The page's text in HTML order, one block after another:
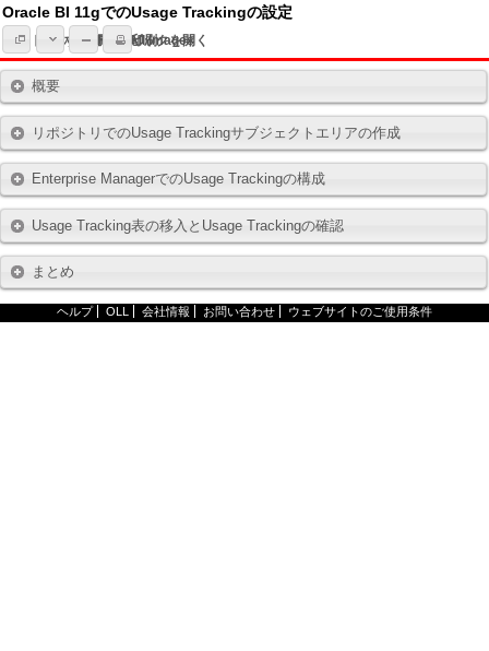
Oracle BI 11gでのUsage Trackingの設定
トピック一覧
すべてのトピックを開く
Hide All Images
印刷
概要
リポジトリでのUsage Trackingサブジェクトエリアの作成
Enterprise ManagerでのUsage Trackingの構成
Usage Tracking表の移入とUsage Trackingの確認
まとめ
ヘルプ OLL 会社情報 お問い合わせ ウェブサイトのご使用条件